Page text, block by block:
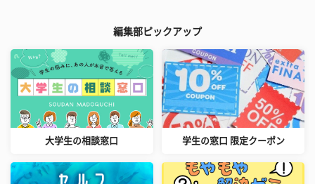
編集部ピックアップ
大学生の相談窓口 学生の窓口 限定クーポン